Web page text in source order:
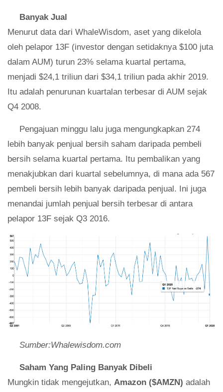
Banyak Jual
Menurut data dari WhaleWisdom, aset yang dikelola
oleh pelapor 13F (investor dengan setidaknya $100 juta
dalam AUM) turun 23% selama kuartal pertama,
menjadi $24,1 triliun dari $34,1 triliun pada akhir 2019.
Itu adalah penurunan kuartalan terbesar di AUM sejak
Q4 2008.
Pengajuan minggu lalu juga mengungkapkan 274
lebih banyak penjual bersih saham daripada pembeli
bersih selama kuartal pertama. Itu pembalikan yang
menakjubkan dari kuartal sebelumnya, di mana ada 567
pembeli bersih lebih banyak daripada penjual. Ini juga
menandai jumlah penjual bersih terbesar di antara
pelapor 13F sejak Q3 2016.
Sumber:Whalewisdom.com
Saham Yang Paling Banyak Dibeli
Mungkin tidak mengejutkan, Amazon ($AMZN) adalah